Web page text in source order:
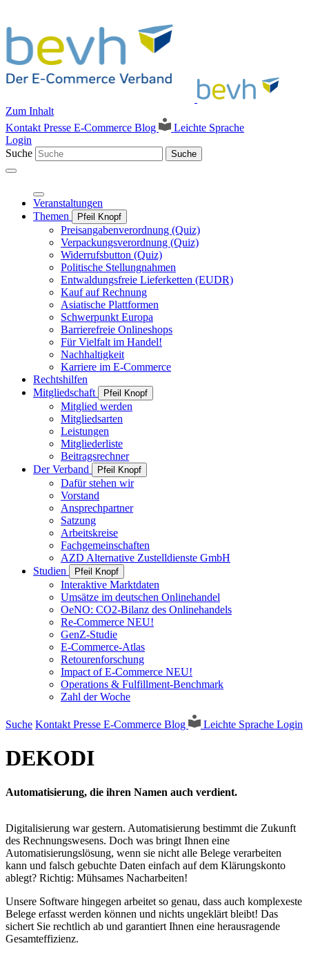
Zum Inhalt
Kontakt Presse E-Commerce Blog
Leichte Sprache
Login
Suche
Suche
Veranstaltungen
Themen
Pfeil Knopf
Preisangabenverordnung (Quiz)
Verpackungsverordnung (Quiz)
Widerrufsbutton (Quiz)
Politische Stellungnahmen
Entwaldungsfreie Lieferketten (EUDR)
Kauf auf Rechnung
Asiatische Plattformen
Schwerpunkt Europa
Barrierefreie Onlineshops
Für Vielfalt im Handel!
Nachhaltigkeit
Karriere im E-Commerce
Rechtshilfen
Mitgliedschaft
Pfeil Knopf
Mitglied werden
Mitgliedsarten
Leistungen
Mitgliederliste
Beitragsrechner
Der Verband
Pfeil Knopf
Dafür stehen wir
Vorstand
Ansprechpartner
Satzung
Arbeitskreise
Fachgemeinschaften
AZD Alternative Zustelldienste GmbH
Studien
Pfeil Knopf
Interaktive Marktdaten
Umsätze im deutschen Onlinehandel
OeNO: CO2-Bilanz des Onlinehandels
Re-Commerce NEU!
GenZ-Studie
E-Commerce-Atlas
Retourenforschung
Impact of E-Commerce NEU!
Operations & Fulfillment-Benchmark
Zahl der Woche
Suche Kontakt Presse E-Commerce Blog Leichte Sprache Login
DEKODI
Automatisierung, die ihren Namen auch verdient.
Digitalisierung war gestern. Automatisierung bestimmt die Zukunft
des Rechnungswesens. Doch was bringt Ihnen eine
Automatisierungslösung, wenn sie nicht alle Belege verarbeiten
kann und falsch gebuchte Daten einfach auf dem Klärungskonto
ablegt? Richtig: Mühsames Nacharbeiten!
Unsere Software hingegen arbeitet so genau, dass auch komplexeste
Belege erfasst werden können und nichts ungeklärt bleibt! Das
sichert Sie rechtlich ab und garantiert Ihnen eine herausragende
Gesamteffizienz.